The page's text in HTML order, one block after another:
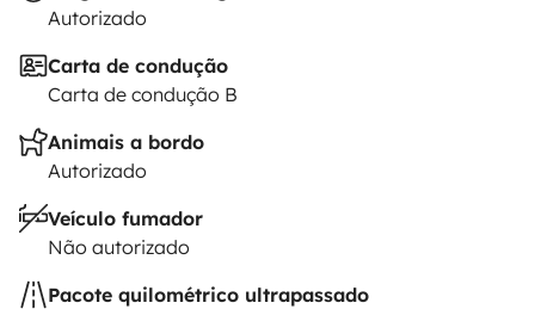
Autorizado
Carta de condução
Carta de condução B
Animais a bordo
Autorizado
Veículo fumador
Não autorizado
Pacote quilométrico ultrapassado